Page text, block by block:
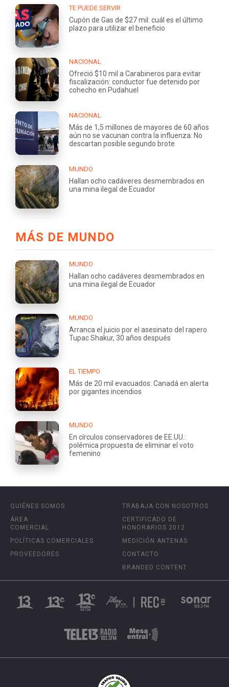
TE PUEDE SERVIR
Cupón de Gas de $27 mil: cuál es el último
plazo para utilizar el beneficio
NACIONAL
Ofreció $10 mil a Carabineros para evitar
fiscalización: conductor fue detenido por
cohecho en Pudahuel
NACIONAL
Más de 1,5 millones de mayores de 60 años
aún no se vacunan contra la influenza: No
descartan posible segundo brote
MUNDO
Hallan ocho cadáveres desmembrados en
una mina ilegal de Ecuador
MÁS DE MUNDO
MUNDO
Hallan ocho cadáveres desmembrados en
una mina ilegal de Ecuador
MUNDO
Arranca el juicio por el asesinato del rapero
Tupac Shakur, 30 años después
EL TIEMPO
Más de 20 mil evacuados: Canadá en alerta
por gigantes incendios
MUNDO
En círculos conservadores de EE.UU.:
polémica propuesta de eliminar el voto
femenino
QUIÉNES SOMOS
ÁREA
COMERCIAL
POLÍTICAS COMERCIALES
PROVEEDORES
TRABAJA CON NOSOTROS
CERTIFICADO DE
HONORARIOS 2012
MEDICIÓN ANTENAS
CONTACTO
BRANDED CONTENT